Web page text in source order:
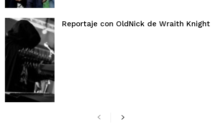
Reportaje con OldNick de Wraith Knight